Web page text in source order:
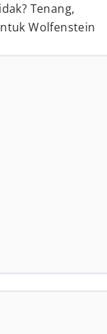
Tenang,
Wolfenstein